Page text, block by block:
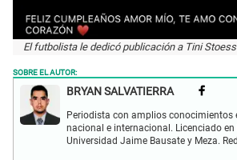
El futbolista le dedicó publicación a Tini
SOBRE EL AUTOR:
BRYAN SALVATIERRA
Periodista con amplios conocimientos
nacional e internacional. Licenciado
Universidad Jaime Bausate y Meza.